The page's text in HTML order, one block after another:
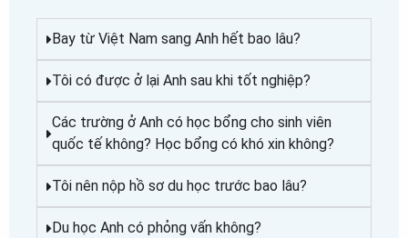
Bay từ Việt Nam sang Anh hết bao lâu?
Tôi có được ở lại Anh sau khi tốt nghiệp?
Các trường ở Anh có học bổng cho sinh viên
quốc tế không? Học bổng có khó xin không?
Tôi nên nộp hồ sơ du học trước bao lâu?
Du học Anh có phỏng vấn không?